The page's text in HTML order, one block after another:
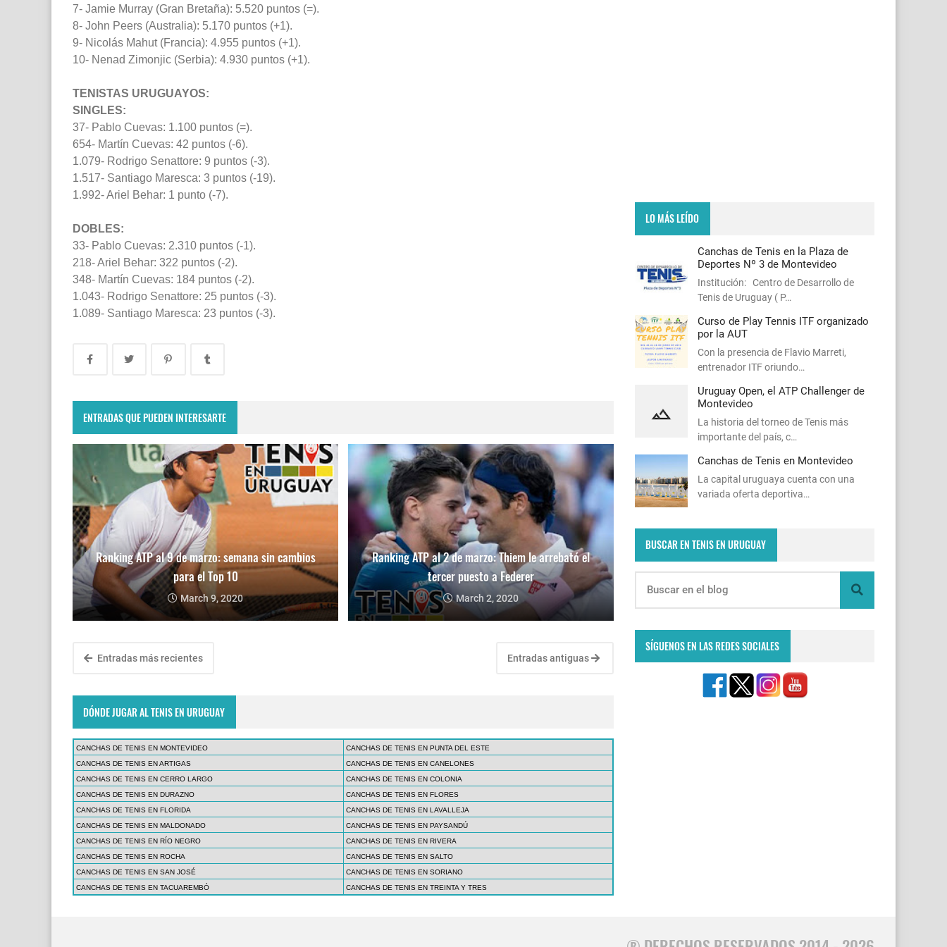
7- Jamie Murray (Gran Bretaña): 5.520 puntos (=).
8- John Peers (Australia): 5.170 puntos (+1).
9- Nicolás Mahut (Francia): 4.955 puntos (+1).
10- Nenad Zimonjic (Serbia): 4.930 puntos (+1).
TENISTAS URUGUAYOS:
SINGLES:
37- Pablo Cuevas: 1.100 puntos (=).
654- Martín Cuevas: 42 puntos (-6).
1.079- Rodrigo Senattore: 9 puntos (-3).
1.517- Santiago Maresca: 3 puntos (-19).
1.992- Ariel Behar: 1 punto (-7).
DOBLES:
33- Pablo Cuevas: 2.310 puntos (-1).
218- Ariel Behar: 322 puntos (-2).
348- Martín Cuevas: 184 puntos (-2).
1.043- Rodrigo Senattore: 25 puntos (-3).
1.089- Santiago Maresca: 23 puntos (-3).
ENTRADAS QUE PUEDEN INTERESARTE
Ranking ATP al 9 de marzo: semana sin cambios
para el Top 10
March 9, 2020
Ranking ATP al 2 de marzo: Thiem le arrebató el
tercer puesto a Federer
March 2, 2020
Entradas más recientes Entradas antiguas
DÓNDE JUGAR AL TENIS EN URUGUAY
CANCHAS DE TENIS EN MONTEVIDEO
CANCHAS DE TENIS EN PUNTA DEL ESTE
CANCHAS DE TENIS EN ARTIGAS
CANCHAS DE TENIS EN CANELONES
CANCHAS DE TENIS EN CERRO LARGO
CANCHAS DE TENIS EN COLONIA
CANCHAS DE TENIS EN DURAZNO
CANCHAS DE TENIS EN FLORES
CANCHAS DE TENIS EN FLORIDA
CANCHAS DE TENIS EN LAVALLEJA
CANCHAS DE TENIS EN MALDONADO
CANCHAS DE TENIS EN PAYSANDÚ
CANCHAS DE TENIS EN RÍO NEGRO
CANCHAS DE TENIS EN RIVERA
CANCHAS DE TENIS EN ROCHA
CANCHAS DE TENIS EN SALTO
CANCHAS DE TENIS EN SAN JOSÉ
CANCHAS DE TENIS EN SORIANO
CANCHAS DE TENIS EN TACUAREMBÓ
CANCHAS DE TENIS EN TREINTA Y TRES
LO MÁS LEÍDO
Canchas de Tenis en la Plaza de
Deportes Nº 3 de Montevideo
Institución: Centro de Desarrollo de
Tenis de Uruguay ( P…
Curso de Play Tennis ITF organizado
por la AUT
Con la presencia de Flavio Marreti,
entrenador ITF oriundo…
Uruguay Open, el ATP Challenger de
Montevideo
La historia del torneo de Tenis más
importante del país, c…
Canchas de Tenis en Montevideo
La capital uruguaya cuenta con una
variada oferta deportiva…
BUSCAR EN TENIS EN URUGUAY
SÍGUENOS EN LAS REDES SOCIALES